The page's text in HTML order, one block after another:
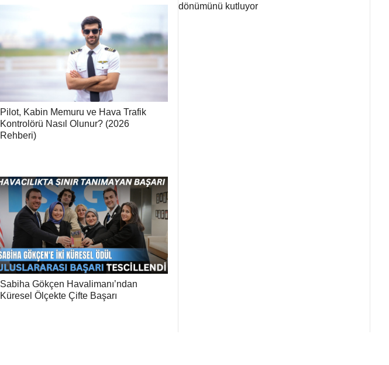
Pilot, Kabin Memuru ve Hava Trafik
Kontrolörü Nasıl Olunur? (2026
Rehberi)
Sabiha Gökçen Havalimanı’ndan
Küresel Ölçekte Çifte Başarı
dönümünü kutluyor